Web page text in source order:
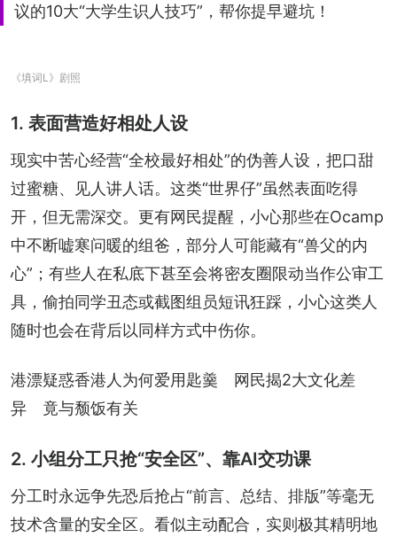
议的10大“大学生识人技巧”，帮你提早避坑！
《填词L》剧照
1. 表面营造好相处人设
现实中苦心经营“全校最好相处”的伪善人设，把口甜
过蜜糖、见人讲人话。这类“世界仔”虽然表面吃得
开，但无需深交。更有网民提醒，小心那些在Ocamp
中不断嘘寒问暖的组爸，部分人可能藏有“兽父的内
心”；有些人在私底下甚至会将密友圈限动当作公审工
具，偷拍同学丑态或截图组员短讯狂踩，小心这类人
随时也会在背后以同样方式中伤你。
港漂疑惑香港人为何爱用匙羹　网民揭2大文化差
异　竟与颓饭有关
2. 小组分工只抢“安全区”、靠AI交功课
分工时永远争先恐后抢占“前言、总结、排版”等毫无
技术含量的安全区。看似主动配合，实则极其精明地